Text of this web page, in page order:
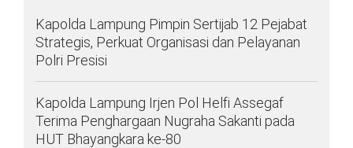
Kapolda Lampung Pimpin Sertijab 12 Pejabat
Strategis, Perkuat Organisasi dan Pelayanan
Polri Presisi
Kapolda Lampung Irjen Pol Helfi Assegaf
Terima Penghargaan Nugraha Sakanti pada
HUT Bhayangkara ke-80